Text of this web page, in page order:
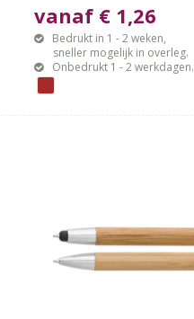
vanaf € 1,26
Bedrukt in 1 - 2 weken,
sneller mogelijk in overleg.
Onbedrukt 1 - 2 werkdagen.